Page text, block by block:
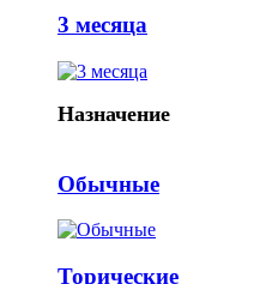
3 месяца
Назначение
Обычные
Торические